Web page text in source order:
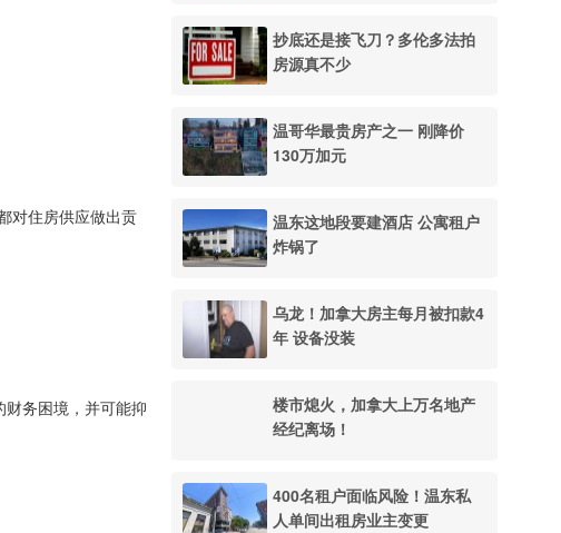
对住房供应做出贡
财务困境，并可能抑
抄底还是接飞刀？多伦多法拍
房源真不少
温哥华最贵房产之一 刚降价
130万加元
温东这地段要建酒店 公寓租户
炸锅了
乌龙！加拿大房主每月被扣款4
年 设备没装
楼市熄火，加拿大上万名地产
经纪离场！
400名租户面临风险！温东私
人单间出租房业主变更